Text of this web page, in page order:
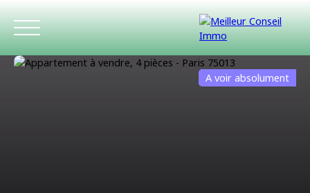
A voir absolument